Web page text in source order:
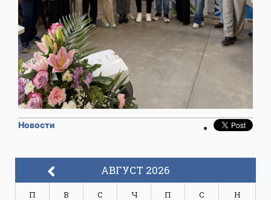
Новости
АВГУСТ 2026
П В С Ч П С Н